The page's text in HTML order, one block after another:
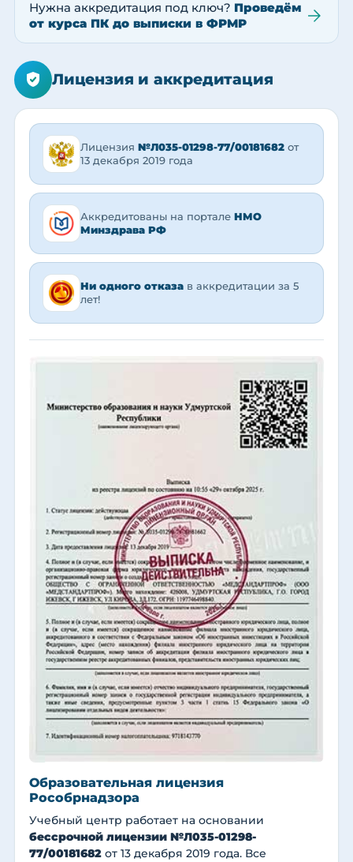
Нужна аккредитация под ключ? Проведём
от курса ПК до выписки в ФРМР
Лицензия и аккредитация
Лицензия №Л035-01298-77/00181682 от
13 декабря 2019 года
Аккредитованы на портале НМО
Минздрава РФ
Ни одного отказа в аккредитации за 5
лет!
Образовательная лицензия
Рособрнадзора
Учебный центр работает на основании
бессрочной лицензии №Л035-01298-
77/00181682 от 13 декабря 2019 года. Все